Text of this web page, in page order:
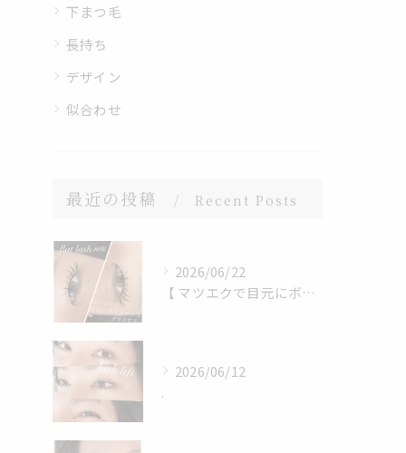
下まつ毛
長持ち
デザイン
似合わせ
最近の投稿 Recent Posts
2026/06/22
【 マツエクで目元にボリュームをプラス 】
2026/06/12
.